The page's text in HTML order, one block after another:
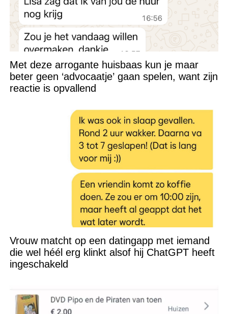
Met deze arrogante huisbaas kun je maar
beter geen ‘advocaatje’ gaan spelen, want zijn
reactie is opvallend
Vrouw matcht op een datingapp met iemand
die wel héél erg klinkt alsof hij ChatGPT heeft
ingeschakeld